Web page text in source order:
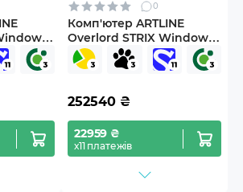
0
Комп'ютер ARTLINE
Overlord STRIX Windows
11 Pro (STRIXv175Win)
252540 ₴
22959 ₴
х11 платежів